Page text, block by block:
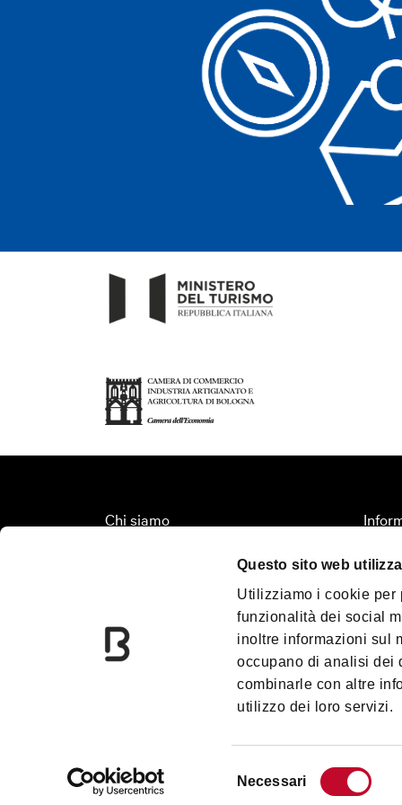
Questo sito web
Utilizziamo i cookie per
funzionalità dei social
inoltre informazioni sul
occupano di analisi dei
combinarle con altre
utilizzo dei loro servizi.
del
Necessari
Pulizia calzature
Chi siamo
Convention Bureau
Incoming Travel Agency
Blog
Gift